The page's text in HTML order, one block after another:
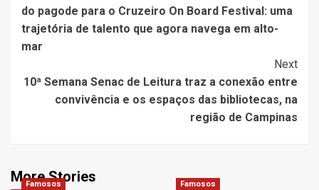
do pagode para o Cruzeiro On Board Festival: uma
trajetória de talento que agora navega em alto-
mar
Next
10ª Semana Senac de Leitura traz a conexão entre
convivência e os espaços das bibliotecas, na
região de Campinas
More Stories
Famosos Famosos